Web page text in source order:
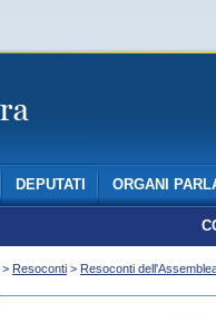
DEPUTATI ORGANI
> Resoconti > Resoconti